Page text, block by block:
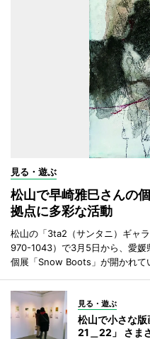
見る・遊ぶ
松山で早崎雅巳さん
拠点に多彩な活動
松山の「3ta2（サンタニ）ギャ
970-1043）で3月5日から、愛媛
個展「Snow Boots」が開かれて
見る・遊ぶ
松山で小さな
21＿22」 さま